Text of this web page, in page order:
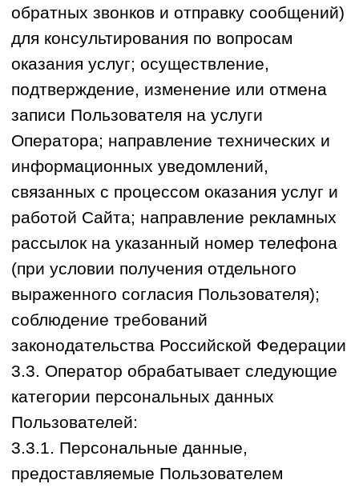
недоступны. Отказ от использования
Пользователя права продолжать
использование Сайта в доступном
объеме.
5.Права Пользователя (Субъекта
персональных данных).
5.1. Субъект персональных данных имеет
информации, касающейся обработки его
персональных данных, если такое право
не ограничено в соответствии с
федеральными законами. Субъект
персональных данных вправе требовать
от Оператора уточнения его
или уничтожения в случае, если
персональные данные являются
неполными, устаревшими, неточными,
незаконно полученными или не являются
необходимыми для заявленной цели
обработки, а также принимать
защите своих прав.
5.2. Субъект персональных данных может
в любое время отозвать согласие на
обработку персональных данных,